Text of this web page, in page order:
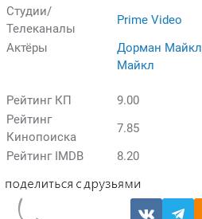
Студии/
Телеканалы
Prime Video
Актёры
Дорман Майкл
Майкл
Рейтинг КП
9.00
Рейтинг
Кинопоиска
7.85
Рейтинг IMDB
8.20